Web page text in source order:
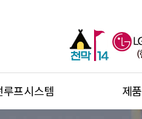
루프시스템 제